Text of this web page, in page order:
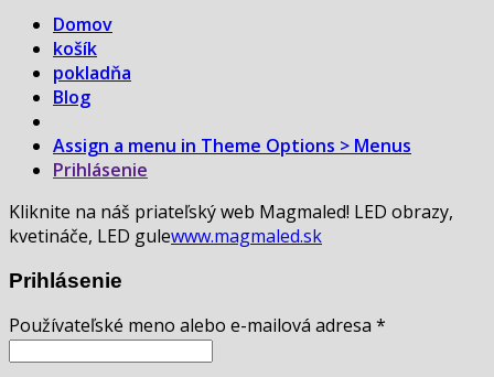
Domov
košík
pokladňa
Blog
Assign a menu in Theme Options > Menus
Prihlásenie
Kliknite na náš priateľský web Magmaled! LED obrazy,
kvetináče, LED gulewww.magmaled.sk
Prihlásenie
Používateľské meno alebo e-mailová adresa *